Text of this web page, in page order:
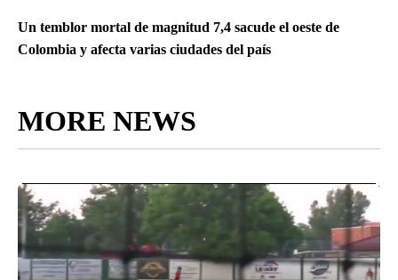
Un temblor mortal de magnitud 7,4 sacude el oeste de
Colombia y afecta varias ciudades del país
MORE NEWS